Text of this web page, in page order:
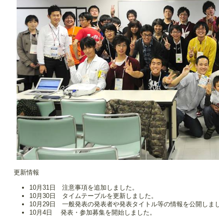
更新情報
10月31日 注意事項を追加しました。
10月30日 タイムテーブルを更新しました。
10月29日 一般発表の発表者や発表タイトル等の情報を公開しま
10月4日 発表・参加募集を開始しました。